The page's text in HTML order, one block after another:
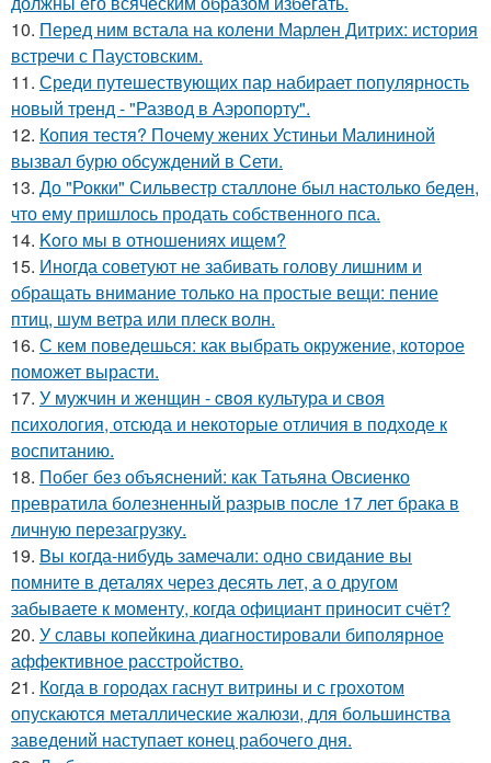
10. Перед ним встала на колени Марлен Дитрих: история
встречи с Паустовским.
11. Среди путешествующих пар набирает популярность
новый тренд - "Развод в Аэропорту".
12. Копия тестя? Почему жених Устиньи Малининой
вызвал бурю обсуждений в Сети.
13. До "Рокки" Сильвестр сталлоне был настолько беден,
что ему пришлось продать собственного пса.
14. Koго мы в отношениях ищем?
15. Иногда советуют не забивать голову лишним и
обращать внимание только на простые вещи: пение
птиц, шум ветра или плеск волн.
16. С кем поведешься: как выбрать окружение, которое
поможет вырасти.
17. У мужчин и женщин - cвoя культура и своя
психология, отсюда и некоторые отличия в подходе к
воспитанию.
18. Побег без объяснений: как Татьяна Овсиенко
превратила болезненный разрыв после 17 лет брака в
личную перезагрузку.
19. Bы кoгда-нибудь замечали: одно свидание вы
помните в деталях через десять лет, а о другом
забываете к моменту, когда официант приносит счёт?
20. У славы копейкина диагностировали биполярное
аффективное расстройство.
21. Когда в городах гаснут витрины и с грохотом
опускаются металлические жалюзи, для большинства
заведений наступает конец рабочего дня.